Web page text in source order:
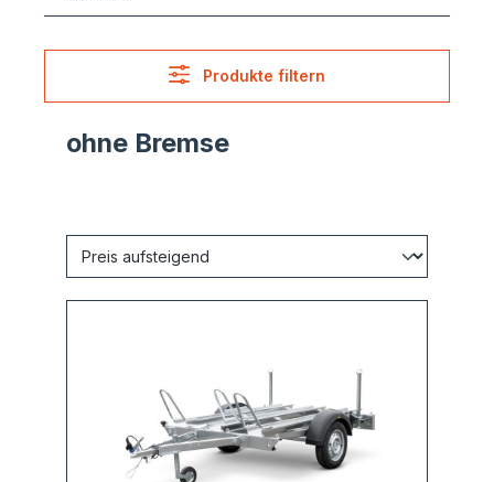
Produkte filtern
ohne Bremse